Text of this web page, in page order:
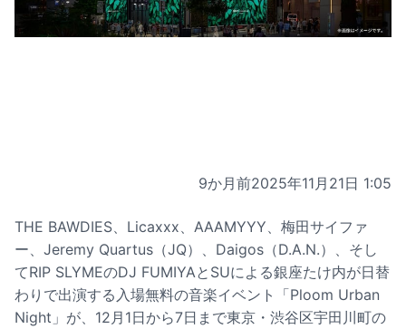
9か月前2025年11月21日 1:05
THE BAWDIES、Licaxxx、AAAMYYY、梅田サイファ
ー、Jeremy Quartus（JQ）、Daigos（D.A.N.）、そし
てRIP SLYMEのDJ FUMIYAとSUによる銀座たけ内が日替
わりで出演する入場無料の音楽イベント「Ploom Urban
Night」が、12月1日から7日まで東京・渋谷区宇田川町の